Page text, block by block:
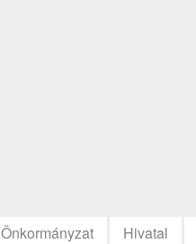
Önkormányzat
Hivatal